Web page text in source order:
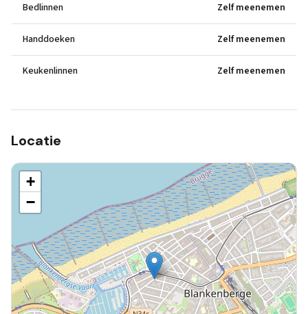
Bedlinnen Zelf meenemen
Handdoeken Zelf meenemen
Keukenlinnen Zelf meenemen
Locatie
+
−